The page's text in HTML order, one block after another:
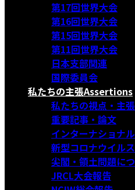
第17回世界大会
第16回世界大会
第15回世界大会
第11回世界大会
日本支部関連
国際委員会
私たちの主張Assertions
私たちの視点・主張
重要記事・論文
インターナショナ
新型コロナウイル
尖閣・領土問題に
JRCL大会報告